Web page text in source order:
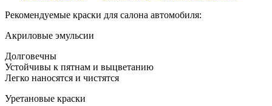
Рекомендуемые краски для салона автомобиля:
Акриловые эмульсии
Долговечны
Устойчивы к пятнам и выцветанию
Легко наносятся и чистятся
Уретановые краски